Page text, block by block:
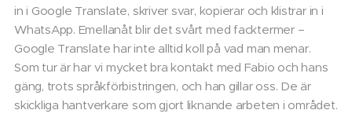
in i Google Translate, skriver svar, kopierar och klistrar in i
WhatsApp. Emellanåt blir det svårt med facktermer –
Google Translate har inte alltid koll på vad man menar.
Som tur är har vi mycket bra kontakt med Fabio och hans
gäng, trots språkförbistringen, och han gillar oss. De är
skickliga hantverkare som gjort liknande arbeten i området.